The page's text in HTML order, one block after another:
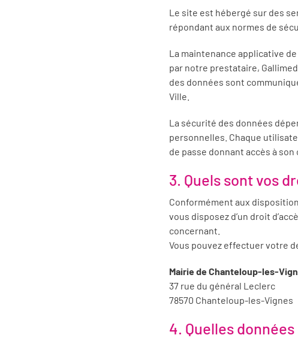
Le site est hébergé sur des
répondant aux normes de
La maintenance applicative
par notre prestataire,
des données sont
Ville.
La sécurité des données
personnelles. Chaque
de passe donnant accès à son
3. Quels sont vos
Conformément aux
vous disposez d’un droit
concernant.
Vous pouvez effectuer votre
Mairie de Chanteloup-les-
37 rue du général Leclerc
78570 Chanteloup-les-Vignes
4. Quelles